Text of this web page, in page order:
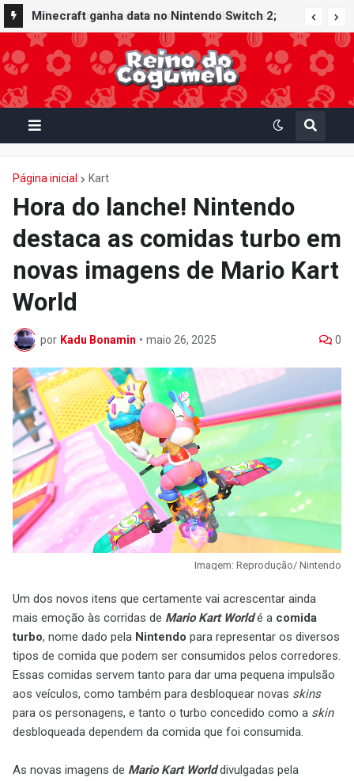
Minecraft ganha data no Nintendo Switch 2;
Super Mario Mash-Up receberá atualização
gráfica exclusiva
Página inicial Kart
Hora do lanche! Nintendo
destaca as comidas turbo em
novas imagens de Mario Kart
World
por Kadu Bonamin • maio 26, 2025 0
Imagem: Reprodução/ Nintendo
Um dos novos itens que certamente vai acrescentar ainda
mais emoção às corridas de Mario Kart Worldé a comida
turbo, nome dado pela Nintendo para representar os diversos
tipos de comida que podem ser consumidos pelos corredores.
Essas comidas servem tanto para dar uma pequena impulsão
aos veículos, como também para desbloquear novas skins
para os personagens, e tanto o turbo concedido como a skin
desbloqueada dependem da comida que foi consumida.
As novas imagens de Mario Kart Worlddivulgadas pela